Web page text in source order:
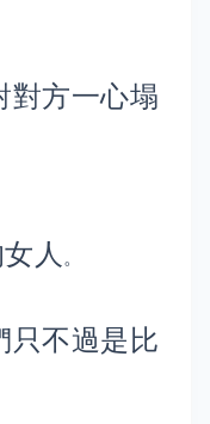
對方一心塌
人 。
只不過是比